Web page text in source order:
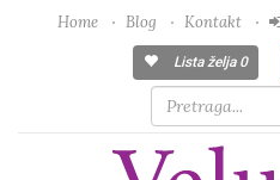
Home Blog Kontakt
Lista želja 0